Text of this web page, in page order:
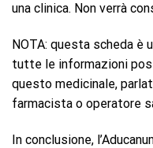
una clinica. Non verrà
NOTA: questa scheda è
tutte le informazioni
questo medicinale,
farmacista o operatore
In conclusione,